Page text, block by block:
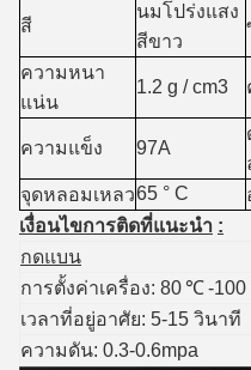
สี
นมโปร่งแสง
สีขาว
ความหนา
แน่น
1.2 g / cm3
ความแข็ง 97A
จุดหลอมเหลว65 ° C
เงื่อนไขการติดที่แนะนำ :
กดแบน
การตั้งค่าเครื่อง: 80 ℃-100
เวลาที่อยู่อาศัย: 5-15 วินาที
ความดัน: 0.3-0.6mpa